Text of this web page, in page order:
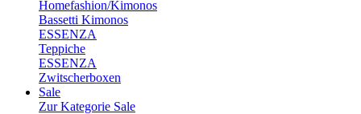
Homefashion/Kimonos
Bassetti Kimonos
ESSENZA
Teppiche
ESSENZA
Zwitscherboxen
Sale
Zur Kategorie Sale